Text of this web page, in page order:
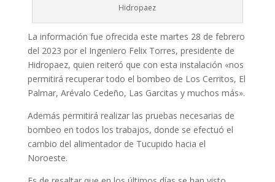
Hidropaez
La información fue ofrecida este martes 28 de febrero
del 2023 por el Ingeniero Felix Torres, presidente de
Hidropaez, quien reiteró que con esta instalación «nos
permitirá recuperar todo el bombeo de Los Cerritos, El
Palmar, Arévalo Cedeño, Las Garcitas y muchos más».
Además permitirá realizar las pruebas necesarias de
bombeo en todos los trabajos, donde se efectuó el
cambio del alimentador de Tucupido hacia el
Noroeste.